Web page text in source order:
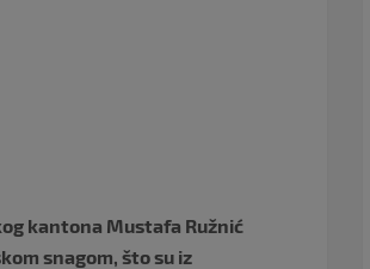
kantona Mustafa Ružnić
snagom, što su iz